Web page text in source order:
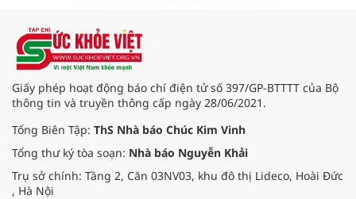
Giấy phép hoạt động báo chí điện tử số 397/GP-BTTTT của Bộ
thông tin và truyền thông cấp ngày 28/06/2021.
Tổng Biên Tập: ThS Nhà báo Chúc Kim Vinh
Tổng thư ký tòa soạn: Nhà báo Nguyễn Khải
Trụ sở chính: Tầng 2, Căn 03NV03, khu đô thị Lideco, Hoài Đức
, Hà Nội